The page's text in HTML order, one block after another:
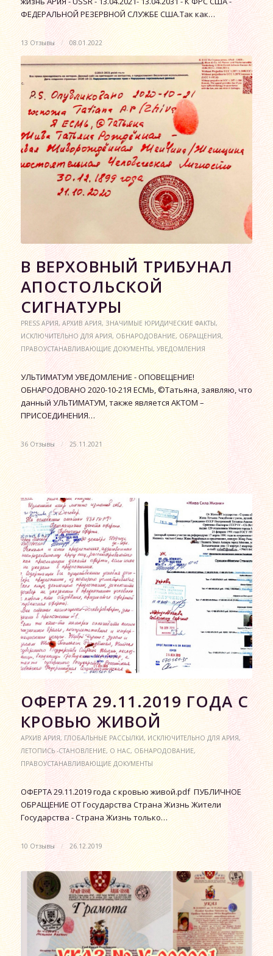
ФЕДЕРАЛЬНОЙ РЕЗЕРВНОЙ СЛУЖБЕ США.Так как…
13 Отзывы / 08.01.2022
В ВЕРХОВНЫЙ ТРИБУНАЛ
АПОСТОЛЬСКОЙ
СИГНАТУРЫ
PRESS АРИЯ, АРХИВ АРИЯ,ЗНАЧИМЫЕ ЮРИДИЧЕСКИЕ ФАКТЫ,
ИСКЛЮЧИТЕЛЬНО ДЛЯ АРИЯ,ОБНАРОДОВАНИЕ,ОБРАЩЕНИЯ,
ПРАВОУСТАНАВЛИВАЮЩИЕ ДОКУМЕНТЫ,УВЕДОМЛЕНИЯ
УЛЬТИМАТУМ УВЕДОМЛЕНИЕ - ОПОВЕЩЕНИЕ!
ОБНАРОДОВАНО 2020-10-21Я ЕСМЬ, ©Татьяна, заявляю, что
данный УЛЬТИМАТУМ, также является АКТОМ –
ПРИСОЕДИНЕНИЯ…
36 Отзывы / 25.11.2021
ОФЕРТА 29.11.2019 ГОДА С
КРОВЬЮ ЖИВОЙ
АРХИВ АРИЯ,ГЛОБАЛЬНЫЕ РАССЫЛКИ,ИСКЛЮЧИТЕЛЬНО ДЛЯ АРИЯ,
ЛЕТОПИСЬ -СТАНОВЛЕНИЕ,О НАС,ОБНАРОДОВАНИЕ,
ПРАВОУСТАНАВЛИВАЮЩИЕ ДОКУМЕНТЫ
ОФЕРТА 29.11.2019 года с кровью живой.pdf ПУБЛИЧНОЕ
ОБРАЩЕНИЕ ОТ Государства Страна Жизнь Жители
Государства - Страна Жизнь только…
10 Отзывы / 26.12.2019